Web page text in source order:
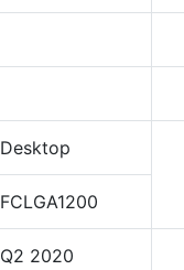
Desktop
FCLGA1200
Q2 2020